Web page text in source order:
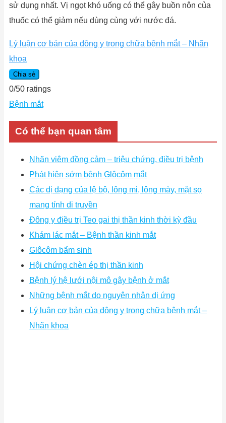
sử dụng nhất. Vị ngọt khó uống có thể gây buồn nôn của
thuốc có thể giảm nếu dùng cùng với nước đá.
Lý luận cơ bản của đông y trong chữa bệnh mắt – Nhãn
khoa
Chia sẻ
0/50 ratings
Bệnh mắt
Có thể bạn quan tâm
Nhãn viêm đồng cảm – triệu chứng, điều trị bệnh
Phát hiện sớm bệnh Glôcôm mắt
Các dị dạng của lệ bộ, lông mi, lông mày, mặt sọ
mang tính di truyền
Đông y điều trị Teo gai thị thần kinh thời kỳ đầu
Khám lác mắt – Bệnh thần kinh mắt
Glôcôm bẩm sinh
Hội chứng chèn ép thị thần kinh
Bệnh lý hệ lưới nội mô gây bệnh ở mắt
Những bệnh mắt do nguyên nhân dị ứng
Lý luận cơ bản của đông y trong chữa bệnh mắt –
Nhãn khoa